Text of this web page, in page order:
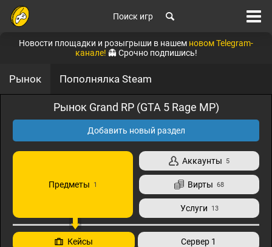
Поиск игр
Новости площадки и розыгрыши в нашем новом Telegram-
канале! 👻 Срочно подпишись!
Рынок Пополнялка Steam
Рынок Grand RP (GTA 5 Rage MP)
Добавить новый раздел
Предметы 1
Аккаунты 5
Вирты 68
Услуги 13
Кейсы Сервер 1